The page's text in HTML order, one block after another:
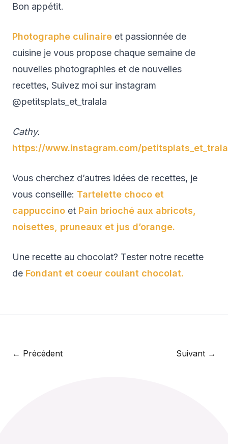
Bon appétit.
Photographe culinaire et passionnée de
cuisine je vous propose chaque semaine de
nouvelles photographies et de nouvelles
recettes, Suivez moi sur instagram
@petitsplats_et_tralala
Cathy.
https://www.instagram.com/
Vous cherchez d’autres idées de recettes, je
vous conseille: Tartelette choco et
cappuccino et Pain brioché aux abricots,
noisettes, pruneaux et jus d’orange.
Une recette au chocolat? Tester notre recette
de Fondant et coeur coulant chocolat.
← Précédent Suivant →